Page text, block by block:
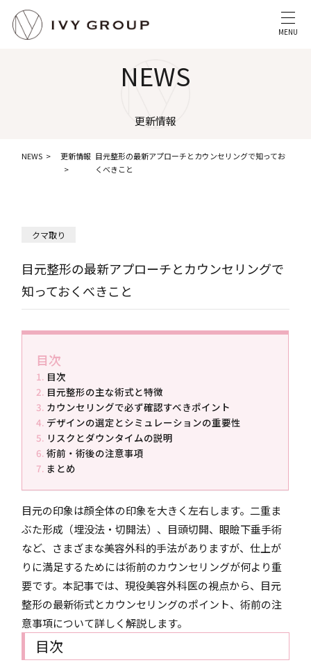
MENU
NEWS
更新情報
NEWS 更新情報 目元整形の最新アプローチとカウンセリングで知ってお
くべきこと
クマ取り
目元整形の最新アプローチとカウンセリングで
知っておくべきこと
目次
目次
目元整形の主な術式と特徴
カウンセリングで必ず確認すべきポイント
デザインの選定とシミュレーションの重要性
リスクとダウンタイムの説明
術前・術後の注意事項
まとめ
目元の印象は顔全体の印象を大きく左右します。二重ま
ぶた形成（埋没法・切開法）、目頭切開、眼瞼下垂手術
など、さまざまな美容外科的手法がありますが、仕上が
りに満足するためには術前のカウンセリングが何より重
要です。本記事では、現役美容外科医の視点から、目元
整形の最新術式とカウンセリングのポイント、術前の注
意事項について詳しく解説します。
目次